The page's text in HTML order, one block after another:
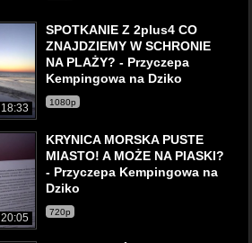
18:33
SPOTKANIE Z 2plus4 CO
ZNAJDZIEMY W SCHRONIE
NA PLAŻY? - Przyczepa
Kempingowa na Dziko
1080p
20:05
KRYNICA MORSKA PUSTE
MIASTO! A MOŻE NA PIASKI?
- Przyczepa Kempingowa na
Dziko
720p